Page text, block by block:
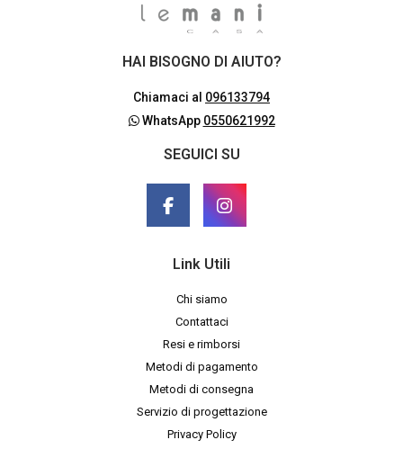
HAI BISOGNO DI AIUTO?
Chiamaci al 096133794
WhatsApp 0550621992
SEGUICI SU
Link Utili
Chi siamo
Contattaci
Resi e rimborsi
Metodi di pagamento
Metodi di consegna
Servizio di progettazione
Privacy Policy